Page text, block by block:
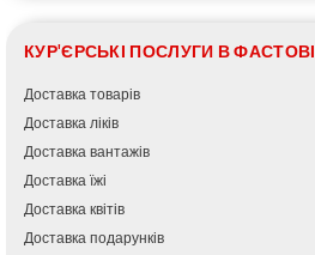
КУР'ЄРСЬКІ ПОСЛУГИ В ФАСТОВІ
Доставка товарів
Доставка ліків
Доставка вантажів
Доставка їжі
Доставка квітів
Доставка подарунків
Херсон
Хмельницький
Хмільник
Ірпінь
Івано-Франківськ
Ізмаїл
Кагарлик
Калуш